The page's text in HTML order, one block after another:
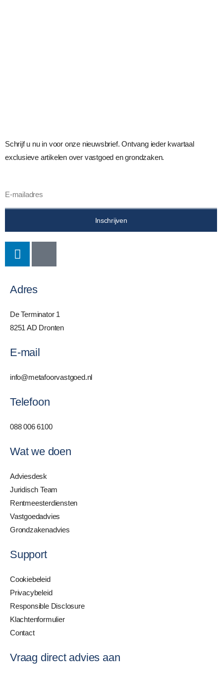
Schrijf u nu in voor onze nieuwsbrief. Ontvang ieder kwartaal
exclusieve artikelen over vastgoed en grondzaken.
Inschrijven
Adres
De Terminator 1
8251 AD Dronten
E-mail
info@metafoorvastgoed.nl
Telefoon
088 006 6100
Wat we doen
Adviesdesk
Juridisch Team
Rentmeesterdiensten
Vastgoedadvies
Grondzakenadvies
Support
Cookiebeleid
Privacybeleid
Responsible Disclosure
Klachtenformulier
Contact
Vraag direct advies aan